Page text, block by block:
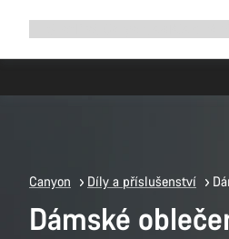
Canyon Díly a příslušenství
Dámské